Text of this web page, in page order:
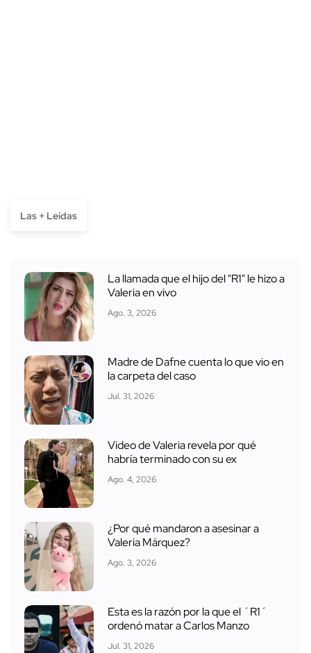
Las + Leídas
La llamada que el hijo del "R1" le hizo a
Valeria en vivo
Ago. 3, 2026
Madre de Dafne cuenta lo que vio en
la carpeta del caso
Jul. 31, 2026
Video de Valeria revela por qué
habría terminado con su ex
Ago. 4, 2026
¿Por qué mandaron a asesinar a
Valeria Márquez?
Ago. 3, 2026
Esta es la razón por la que el ´R1´
ordenó matar a Carlos Manzo
Jul. 31, 2026